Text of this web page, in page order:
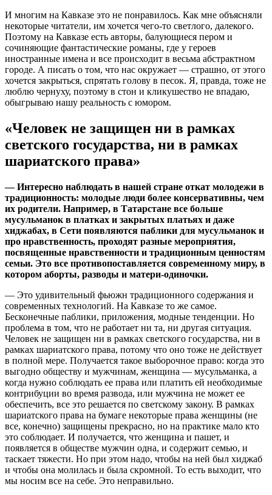
И многим на Кавказе это не понравилось. Как мне объясняли
некоторые читатели, им хочется чего-то светлого, далекого.
Поэтому на Кавказе есть авторы, балующиеся пером и
сочиняющие фантастические романы, где у героев
иностранные имена и все происходит в весьма абстрактном
городе. А писать о том, что нас окружает — страшно, от этого
хочется закрыться, спрятать голову в песок. Я, правда, тоже не
люблю чернуху, поэтому в стон и кликушество не впадаю,
обыгрываю нашу реальность с юмором.
«Человек не защищен ни в рамках
светского государства, ни в рамках
шариатского права»
— Интересно наблюдать в нашей стране откат молодежи в
традиционность: молодые люди более консервативны, чем
их родители. Например, в Татарстане все больше
мусульманок в платках и закрытых платьях и даже
хиджабах, в Сети появляются паблики для мусульманок и
про нравственность, проходят разные мероприятия,
посвященные нравственности и традиционным ценностям
семьи. Это все противопоставляется современному миру, в
котором аборты, разводы и матери-одиночки.
— Это удивительный фьюжн традиционного содержания и
современных технологий. На Кавказе то же самое.
Бесконечные паблики, приложения, модные тенденции. Но
проблема в том, что не работает ни та, ни другая ситуация.
Человек не защищен ни в рамках светского государства, ни в
рамках шариатского права, потому что оно тоже не действует
в полной мере. Получается такое выборочное право: когда это
выгодно обществу и мужчинам, женщина — мусульманка, а
когда нужно соблюдать ее права или платить ей необходимые
контрибуции во время развода, или мужчина не может ее
обеспечить, все это решается по светскому закону. В рамках
шариатского права на бумаге некоторые права женщины (не
все, конечно) защищены прекрасно, но на практике мало кто
это соблюдает. И получается, что женщина и пашет, и
появляется в обществе мужчин одна, и содержит семью, и
таскает тяжести. Но при этом надо, чтобы на ней был хиджаб
и чтобы она молилась и была скромной. То есть выходит, что
мы носим все на себе. Это неправильно.